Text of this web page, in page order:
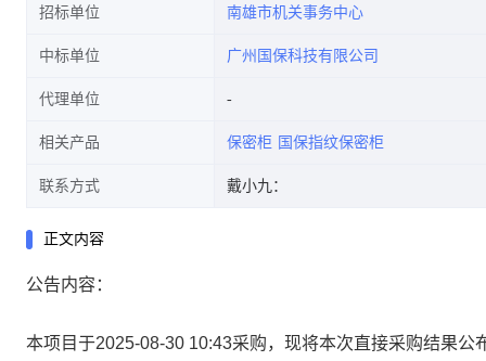
招标单位 南雄市机关事务中心
中标单位 广州国保科技有限公司
代理单位
相关产品 保密柜 国保指纹保密柜
联系方式 戴小九：
正文内容
公告内容：
本项目于2025-08-30 10:43采购，现将本次直接采购结果公